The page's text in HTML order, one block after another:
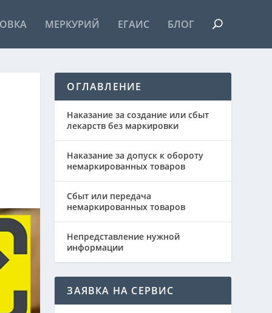
МЕРКУРИЙ ЕГАИС БЛОГ
ОГЛАВЛЕНИЕ
Наказание за создание или сбыт
лекарств без маркировки
Наказание за допуск к обороту
немаркированных товаров
Сбыт или передача
немаркированных товаров
Непредставление нужной
информации
ЗАЯВКА НА СЕРВИС